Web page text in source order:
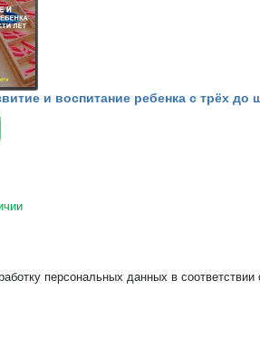
и воспитание ребенка с трёх до
персональных данных в соответствии